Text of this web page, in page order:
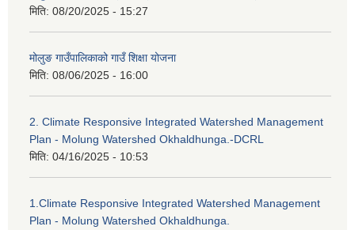
मिति: 08/20/2025 - 15:27
मोलुङ गाउँपालिकाको गाउँ शिक्षा योजना
मिति: 08/06/2025 - 16:00
2. Climate Responsive Integrated Watershed Management
Plan - Molung Watershed Okhaldhunga.-DCRL
मिति: 04/16/2025 - 10:53
1.Climate Responsive Integrated Watershed Management
Plan - Molung Watershed Okhaldhunga.